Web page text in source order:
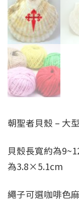
朝聖者貝殼 – 大
貝殼長寬約為
為3.8×5.1cm
繩子可選咖啡色